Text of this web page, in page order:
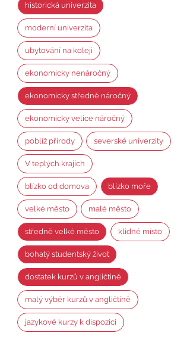
historická univerzita
moderní univerzita
ubytování na koleji
ekonomicky nenáročný
ekonomicky středně náročný
ekonomicky velice náročný
poblíž přírody severské univerzity
V teplých krajích
blízko od domova blízko moře
velké město malé město
středně velké město klidné místo
bohatý studentský život
dostatek kurzů v angličtině
malý výběr kurzů v angličtině
jazykové kurzy k dispozici